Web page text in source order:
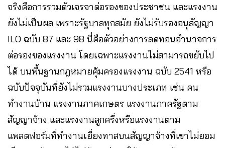
จริงคือการรวมตัวเจรจาต่อรองของประชาชน และแรงงาน
ยังไม่เป็นผล เพราะรัฐบาลทุกสมัย ยังไม่รับรองอนุสัญญา
ILO ฉบับ 87 และ 98 นี่คือตัวอย่างการลดทอนอำนาจการ
ต่อรองของแรงงาน โดยเฉพาะแรงงานไม่สามารถขยับไป
ได้ บนพื้นฐานกฎหมายคุ้มครองแรงงาน ฉบับ 2541 หรือ
ฉบับปัจจุบันที่ยังไม่รวมแรงงานบางประเภท เช่น คน
ทำงานบ้าน แรงงานภาคเกษตร แรงงานภาครัฐตาม
สัญญาจ้าง และแรงงานลูกครึ่งหรือแรงงานตาม
แพลตฟอร์มที่ทำงานเยี่ยงทาสบนสัญญาจ้างที่เขาไม่ยอม